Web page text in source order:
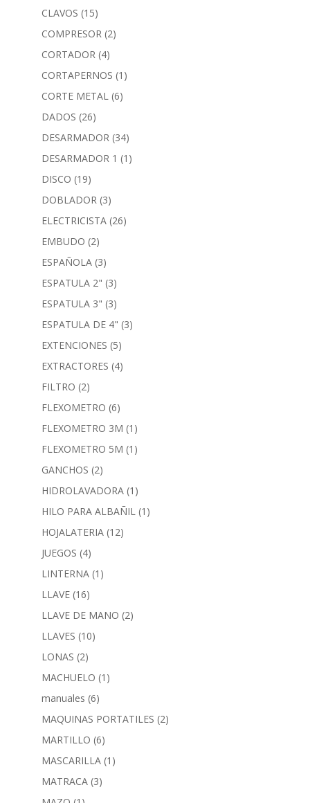
CLAVOS (15)
COMPRESOR (2)
CORTADOR (4)
CORTAPERNOS (1)
CORTE METAL (6)
DADOS (26)
DESARMADOR (34)
DESARMADOR 1 (1)
DISCO (19)
DOBLADOR (3)
ELECTRICISTA (26)
EMBUDO (2)
ESPAÑOLA (3)
ESPATULA 2" (3)
ESPATULA 3" (3)
ESPATULA DE 4" (3)
EXTENCIONES (5)
EXTRACTORES (4)
FILTRO (2)
FLEXOMETRO (6)
FLEXOMETRO 3M (1)
FLEXOMETRO 5M (1)
GANCHOS (2)
HIDROLAVADORA (1)
HILO PARA ALBAÑIL (1)
HOJALATERIA (12)
JUEGOS (4)
LINTERNA (1)
LLAVE (16)
LLAVE DE MANO (2)
LLAVES (10)
LONAS (2)
MACHUELO (1)
manuales (6)
MAQUINAS PORTATILES (2)
MARTILLO (6)
MASCARILLA (1)
MATRACA (3)